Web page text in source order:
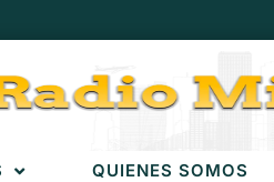
QUIENES SOMOS